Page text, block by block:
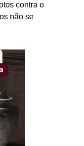
contra o
não se